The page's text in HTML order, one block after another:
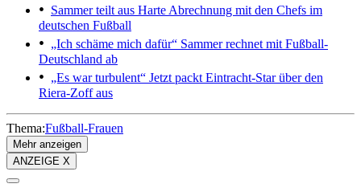
Sammer teilt aus Harte Abrechnung mit den Chefs im
deutschen Fußball
„Ich schäme mich dafür“ Sammer rechnet mit Fußball-
Deutschland ab
„Es war turbulent“ Jetzt packt Eintracht-Star über den
Riera-Zoff aus
Thema:Fußball-Frauen
Mehr anzeigen
ANZEIGE X